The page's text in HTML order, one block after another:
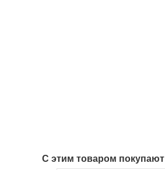
С этим товаром покупают